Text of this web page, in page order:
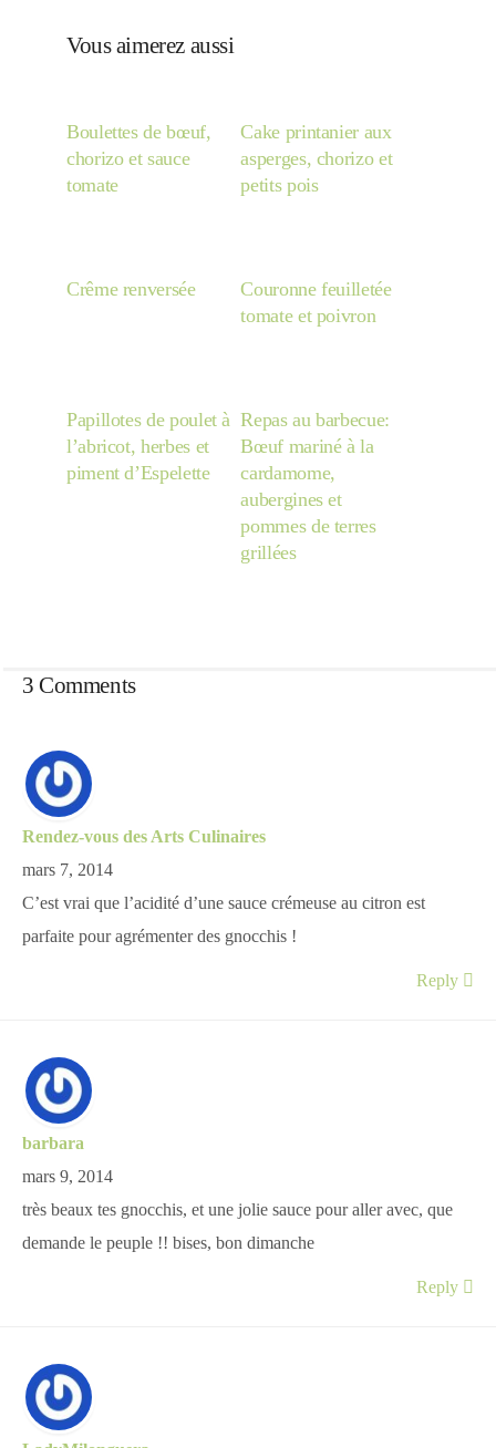
Vous aimerez aussi
Boulettes de bœuf,
chorizo et sauce
tomate
Cake printanier aux
asperges, chorizo et
petits pois
Crême renversée
Couronne feuilletée
tomate et poivron
Papillotes de poulet à
l’abricot, herbes et
piment d’Espelette
Repas au barbecue:
Bœuf mariné à la
cardamome,
aubergines et
pommes de terres
grillées
3 Comments
Rendez-vous des Arts Culinaires
mars 7, 2014
C’est vrai que l’acidité d’une sauce crémeuse au citron est
parfaite pour agrémenter des gnocchis !
Reply
barbara
mars 9, 2014
très beaux tes gnocchis, et une jolie sauce pour aller avec, que
demande le peuple !! bises, bon dimanche
Reply